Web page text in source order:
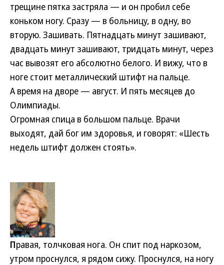
трещине пятка застряла — и он пробил себе
коньком ногу. Сразу — в больницу, в одну, во
вторую. Зашивать. Пятнадцать минут зашивают,
двадцать минут зашивают, тридцать минут, через
час вывозят его абсолютно белого. И вижу, что в
ноге стоит металлический штифт на пальце.
А время на дворе — август. И пять месяцев до
Олимпиады.
Огромная спица в большом пальце. Врачи
выходят, дай бог им здоровья, и говорят: «Шесть
недель штифт должен стоять».
Правая, толчковая нога. Он спит под наркозом,
утром проснулся, я рядом сижу. Проснулся, на ногу